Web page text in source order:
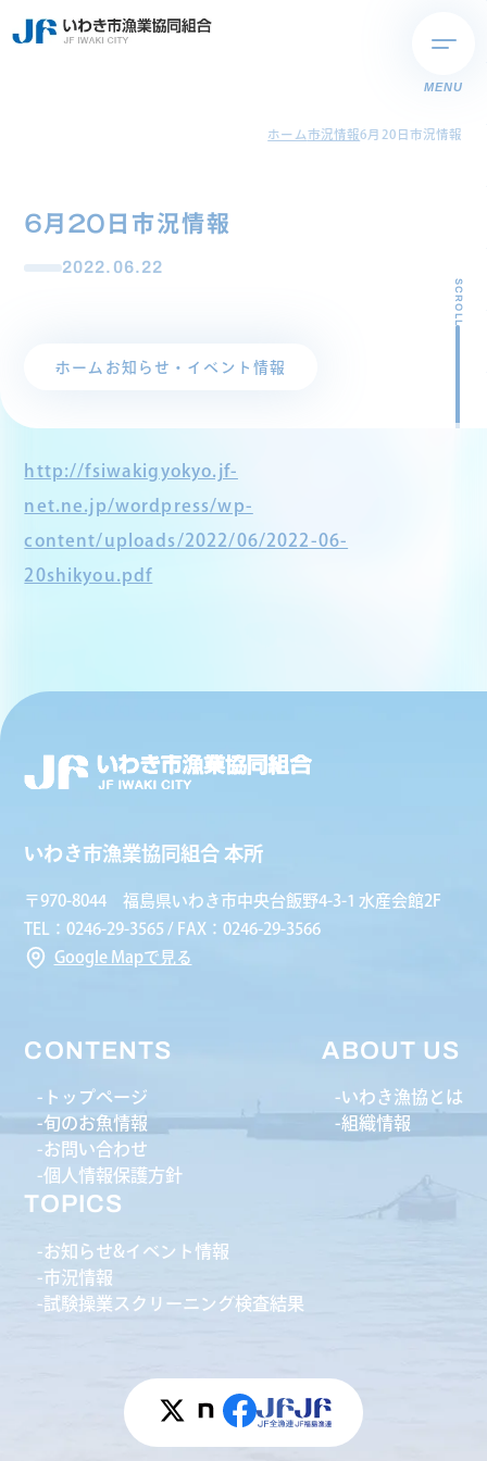
MENU
ホーム市況情報6月20日市況情報
6月20日市況情報
2022.06.22
ホーム お知らせ・イベント情報
SCROLL
http://fsiwakigyokyo.jf-
net.ne.jp/wordpress/wp-
content/uploads/2022/06/2022-06-
20shikyou.pdf
いわき市漁業協同組合 本所
〒970-8044 福島県いわき市中央台飯野4-3-1 水産会館2F
TEL：0246-29-3565 / FAX：0246-29-3566
Google Mapで見る
CONTENTS
トップページ
旬のお魚情報
お問い合わせ
個人情報保護方針
ABOUT US
いわき漁協とは
組織情報
TOPICS
お知らせ&イベント情報
市況情報
試験操業スクリーニング検査結果